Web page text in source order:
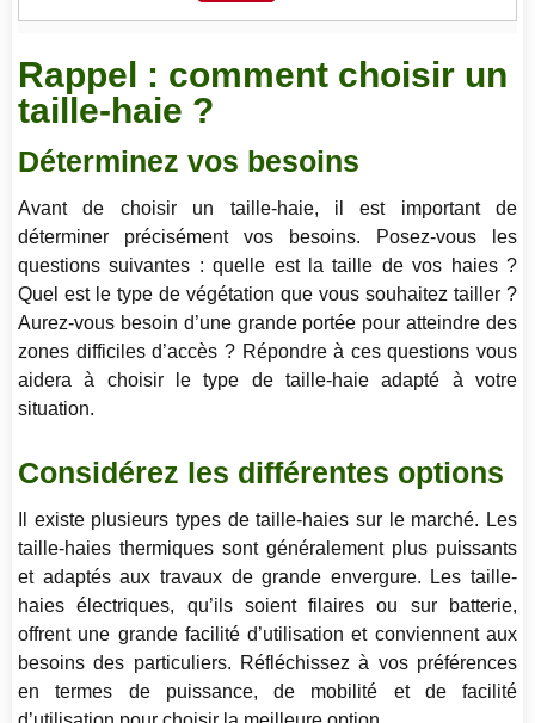
Rappel : comment choisir un
taille-haie ?
Déterminez vos besoins
Avant de choisir un taille-haie, il est important de
déterminer précisément vos besoins. Posez-vous les
questions suivantes : quelle est la taille de vos haies ?
Quel est le type de végétation que vous souhaitez tailler ?
Aurez-vous besoin d’une grande portée pour atteindre des
zones difficiles d’accès ? Répondre à ces questions vous
aidera à choisir le type de taille-haie adapté à votre
situation.
Considérez les différentes options
Il existe plusieurs types de taille-haies sur le marché. Les
taille-haies thermiques sont généralement plus puissants
et adaptés aux travaux de grande envergure. Les taille-
haies électriques, qu’ils soient filaires ou sur batterie,
offrent une grande facilité d’utilisation et conviennent aux
besoins des particuliers. Réfléchissez à vos préférences
en termes de puissance, de mobilité et de facilité